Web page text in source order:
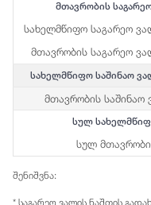
მთავრობის
სახელმწიფო საგარეო
მთავრობის საგარეო
სახელმწიფო საშინაო
მთავრობის საშინაო
სულ
სულ
შენიშვნა:
* საგარეო ვალის ნაშთის